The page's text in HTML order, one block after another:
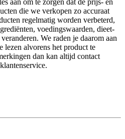
aan om te zorgen dat de prijs- en
die we verkopen zo accuraat
regelmatig worden verbeterd,
voedingswaarden, dieet-
We raden je daarom aan
lezen alvorens het product te
dan kan altijd contact